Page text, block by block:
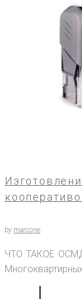
by marcone
ЧТО ТАКОЕ